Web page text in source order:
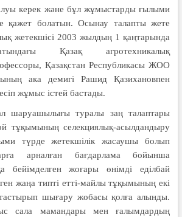
керек және бұл жұмыстарды ғылыми
қажет болатын. Осынау талапты жете
жетекшісі 2003 жылдың 1 қаңтарында
Қазақ агротехникалық
Қазақстан Республикасы ЖОО
ака демигі Рашид Қазихановпен
жұмыс істей бастады.
шаруашылығы туралы заң талаптары
тұқымының селекциялық-асылдандыру
түрде жетекшілік жасаушы болып
арналған бағдарлама бойынша
бейімделген жоғары өнімді еділбай
жаңа типті етті-майлы тұқымының екі
шығару жобасы қолға алынды.
сала мамандары мен ғалымдардың